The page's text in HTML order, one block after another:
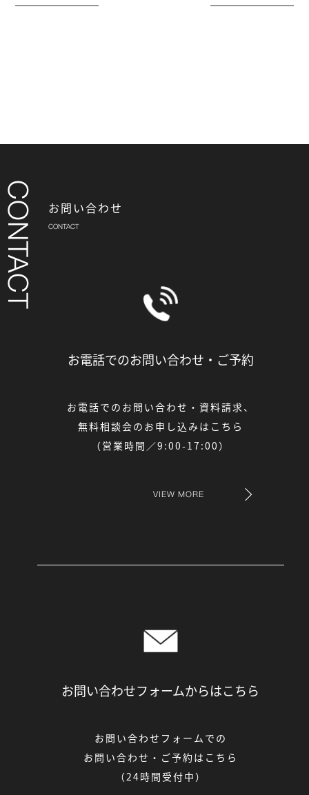
お問い合わせ
お電話でのお問い合わせ・ ご予約
お電話でのお問い合わせ・資料請求、
無料相談会のお申し込みはこちら
（営業時間／9:00-17:00）
VIEW MORE
お問い合わせフォームからはこちら
お問い合わせフォームでの
お問い合わせ・ご予約はこちら
（24時間受付中）